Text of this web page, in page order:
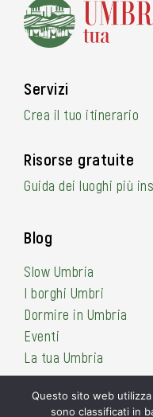
Servizi
Crea il tuo itinerario
Risorse gratuite
Guida dei luoghi più
Blog
Slow Umbria
I borghi Umbri
Dormire in Umbria
Eventi
La tua Umbria
Questo sito web
sono classificati in